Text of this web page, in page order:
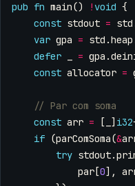
pub fn main() ! void {
const stdout = std
var gpa = std .heap
defer
= gpa .
const allocator =
const arr = [ ] i32
if (parComSoma(&
try stdout.
par [0],